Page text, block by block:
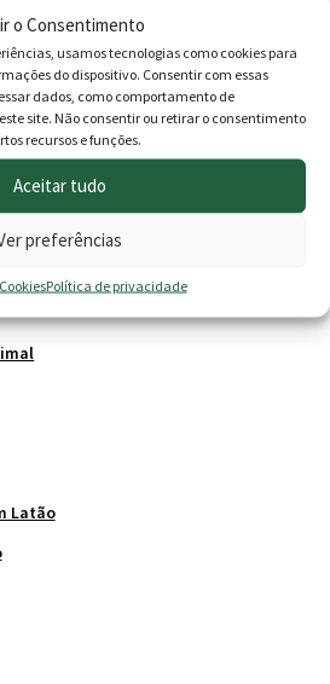
o Consentimento
usamos tecnologias como cookies para
do dispositivo. Consentir com essas
dados, como comportamento de
site. Não consentir ou retirar o consentimento
recursos e funções.
Aceitar tudo
preferências
Política de privacidade
Latão